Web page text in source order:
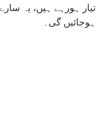
تیار ہورہے ہیں، یہ
ہوجائیں گی۔